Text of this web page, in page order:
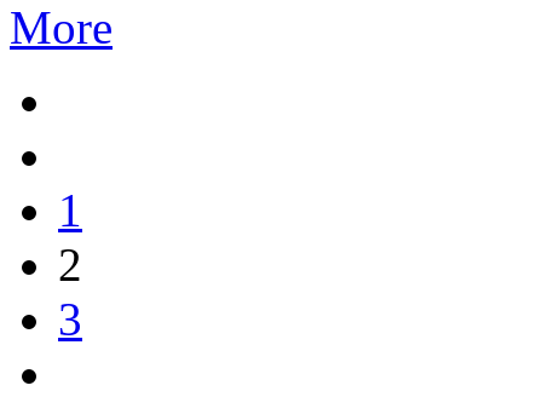
More
1
2
3